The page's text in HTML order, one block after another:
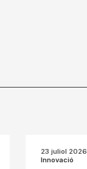
23 juliol 2026
Innovació